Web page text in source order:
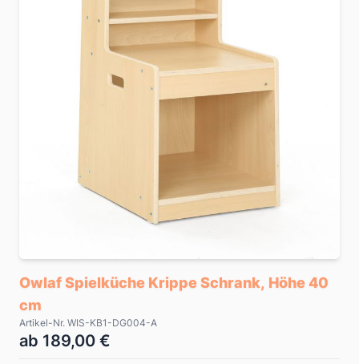
Owlaf Spielküche Krippe Schrank, Höhe 40
cm
Artikel-Nr. WIS-KB1-DG004-A
ab 189,00 €